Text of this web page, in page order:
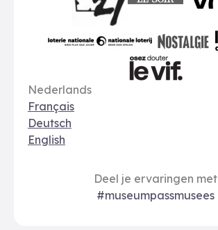
Art 27
Nostalgie
Taal opties
Nederlands
Français
Deutsch
English
Deel je ervaringen met
#museumpassmusees